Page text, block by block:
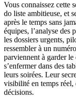
Vous connaissez cette
do liste ambitieuse, et
après le temps sans
équipes, l’analyse des
les dossiers urgents,
ressembler à un
parviennent à garder
s’enfermer dans des
leurs soirées. Leur
visibilité en temps réel,
décisions.